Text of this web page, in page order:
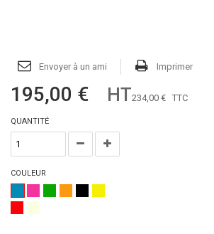
Envoyer à un ami Imprimer
195,00 € HT234,00 € TTC
QUANTITÉ
COULEUR